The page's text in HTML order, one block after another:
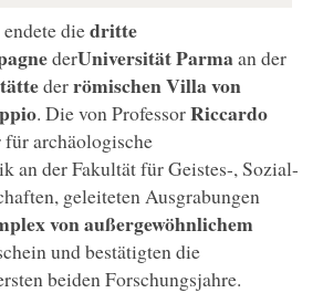
diedritte
derUniversität Parmaan der
derrömischen Villa von
. Die von ProfessorRiccardo
für archäologische
an der Fakultät für Geistes-, Sozial-
geleiteten Ausgrabungen
von außergewöhnlichem
und bestätigten die
beiden Forschungsjahre.